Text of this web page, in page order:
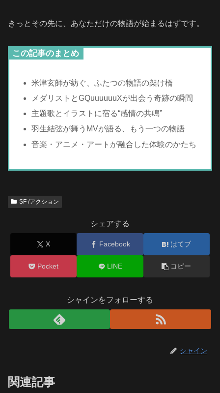
きっとその先に、あなただけの物語が始まるはずです。
この記事のまとめ
米津玄師が紡ぐ、ふたつの物語の架け橋
メダリストとGQuuuuuuXが出会う奇跡の瞬間
主題歌とイラストに宿る“感情の共鳴”
羽生結弦が舞うMVが語る、もう一つの物語
音楽・アニメ・アートが融合した体験のかたち
SF /アクション
シェアする
X Facebook はてブ
Pocket LINE コピー
シャインをフォローする
シャイン
関連記事